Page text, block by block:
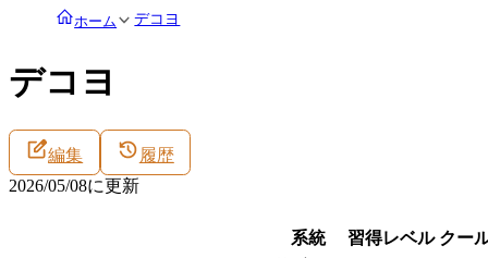
ホーム デコヨ
デコヨ
編集
履歴
2026/05/08に更新
系統 習得レベル クー